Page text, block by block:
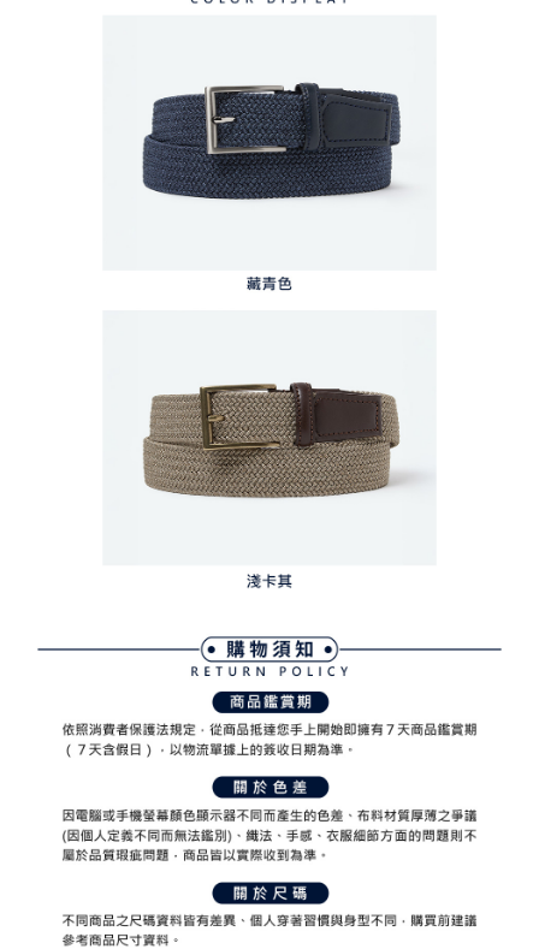
恩沛科技股份有限公司將有權停止該用戶之使用額度並採取法律行動。